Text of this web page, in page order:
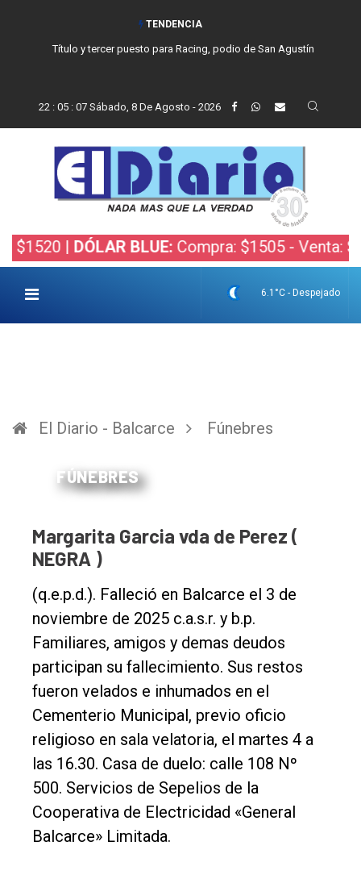
TENDENCIA
San Cayetano, el trabajo y una nueva etapa para la comunidad católica
22 : 05 : 08 Sábado, 8 De Agosto - 2026
|DÓLAR BLUE:Compra: $1505 - Venta:
6.1°C - Despejado
El Diario - Balcarce Fúnebres
FÚNEBRES
Margarita Garcia vda de Perez (
NEGRA )
(q.e.p.d.). Falleció en Balcarce el 3 de
noviembre de 2025 c.a.s.r. y b.p.
Familiares, amigos y demas deudos
participan su fallecimiento. Sus restos
fueron velados e inhumados en el
Cementerio Municipal, previo oficio
religioso en sala velatoria, el martes 4 a
las 16.30. Casa de duelo: calle 108 Nº
500. Servicios de Sepelios de la
Cooperativa de Electricidad «General
Balcarce» Limitada.